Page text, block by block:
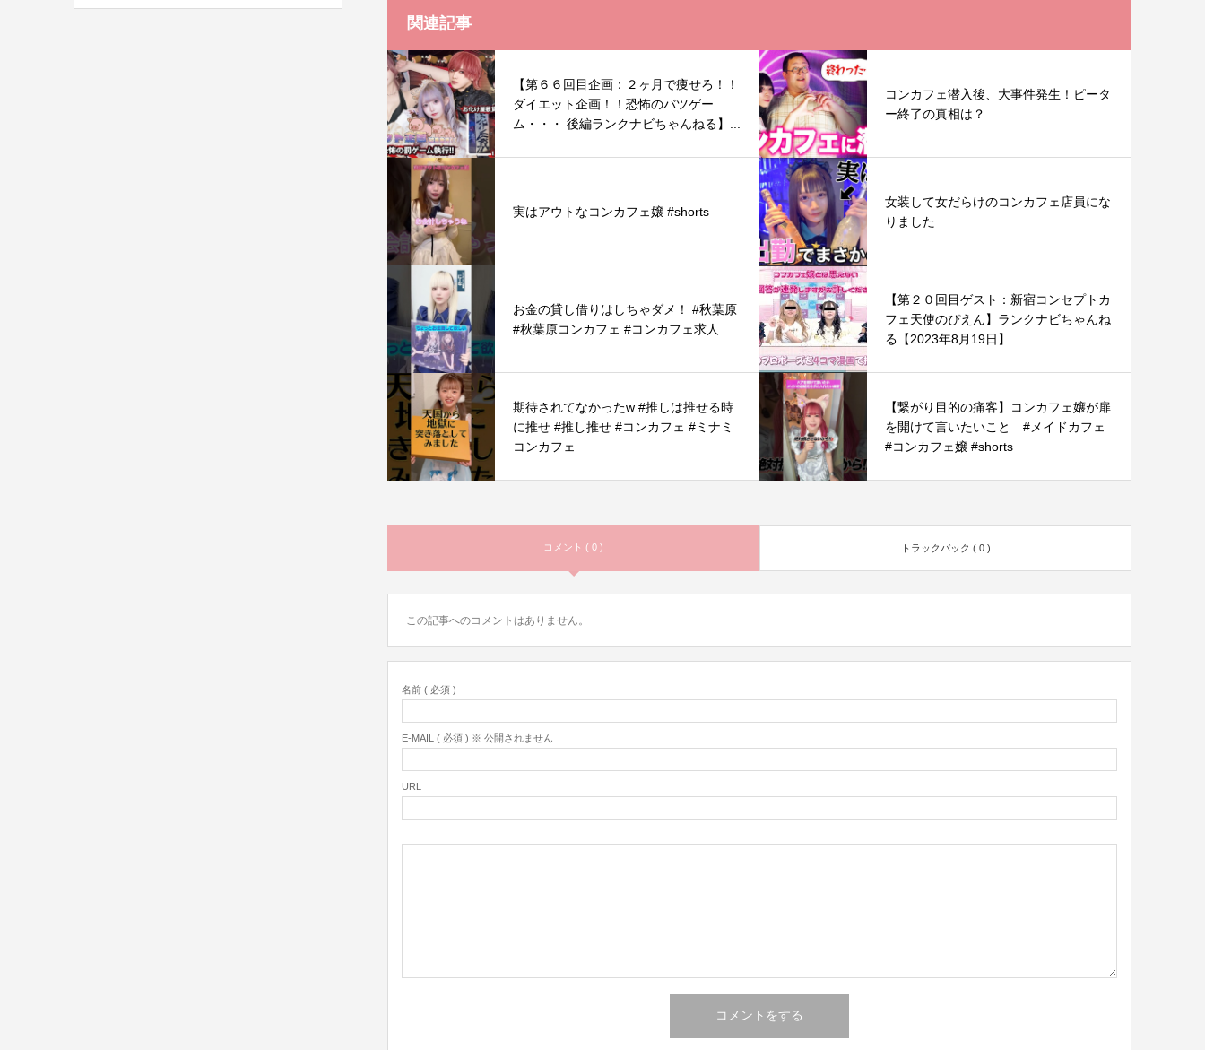
関連記事
【第６６回目企画：２ヶ月で痩せろ！！
ダイエット企画！！恐怖のバツゲー
ム・・・ 後編ランクナビちゃんねる】...
コンカフェ潜入後、大事件発生！ピータ
ー終了の真相は？
実はアウトなコンカフェ嬢 #shorts
女装して女だらけのコンカフェ店員にな
りました
お金の貸し借りはしちゃダメ！ #秋葉原
#秋葉原コンカフェ #コンカフェ求人
【第２０回目ゲスト：新宿コンセプトカ
フェ天使のぴえん】ランクナビちゃんね
る【2023年8月19日】
期待されてなかったw #推しは推せる時
に推せ #推し推せ #コンカフェ #ミナミ
コンカフェ
【繋がり目的の痛客】コンカフェ嬢が扉
を開けて言いたいこと #メイドカフェ
#コンカフェ嬢 #shorts
コメント ( 0 ) トラックバック ( 0 )
この記事へのコメントはありません。
名前 ( 必須 )
E-MAIL ( 必須 ) ※ 公開されません
URL